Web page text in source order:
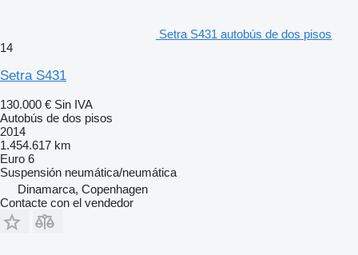
Setra S431 autobús de dos pisos
14
Setra S431
130.000 € Sin IVA
Autobús de dos pisos
2014
1.454.617 km
Euro 6
Suspensión neumática/neumática
Dinamarca, Copenhagen
Contacte con el vendedor